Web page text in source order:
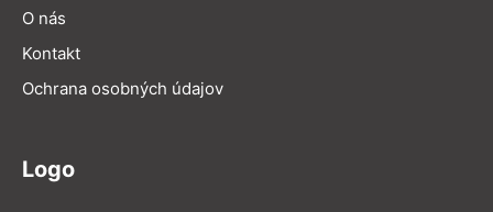
O nás
Kontakt
Ochrana osobných údajov
Logo